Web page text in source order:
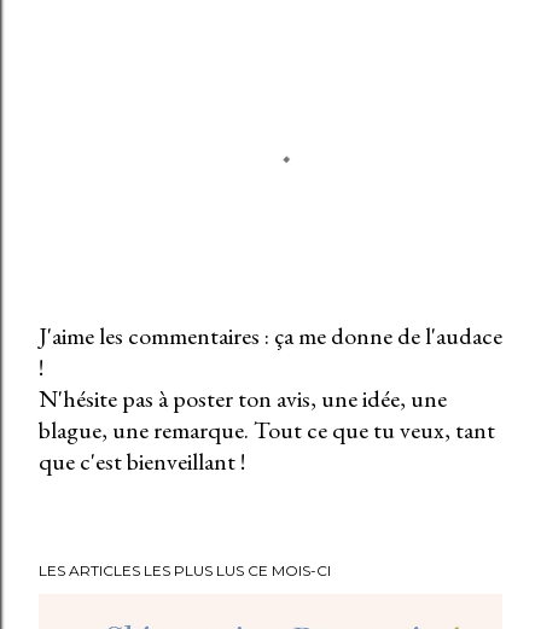
E
n
r
e
J'aime les commentaires : ça me donne de l'audace
!
N'hésite pas à poster ton avis, une idée, une
blague, une remarque. Tout ce que tu veux, tant
que c'est bienveillant !
LES ARTICLES LES PLUS LUS CE MOIS-CI